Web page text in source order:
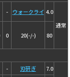
- ウォークライ 4.0
通常
0 20(-/-) 80
- 刃研ぎ
7.0